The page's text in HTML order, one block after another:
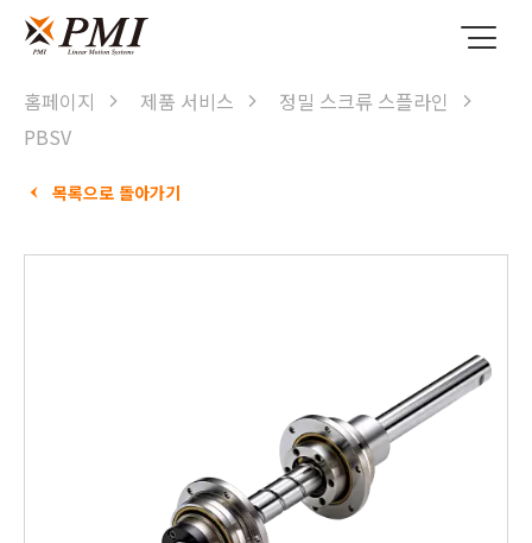
홈페이지 제품 서비스
정밀 스크류 스플라인
PBSV
목록으로 돌아가기